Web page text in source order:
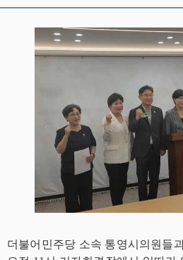
더불어민주당 소속 통영시의원들